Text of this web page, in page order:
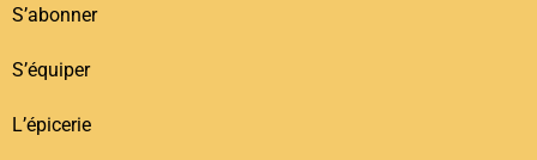
S’abonner
S’équiper
L’épicerie